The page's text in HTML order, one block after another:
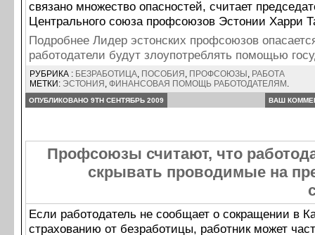
связано множество опасностей, считает
Центрального союза профсоюзов Эстонии Харри
Подробнее Лидер эстонских профсоюзов
работодатели будут злоупотреблять помощью
РУБРИКА : БЕЗРАБОТИЦА, ПОСОБИЯ , ПРОФСОЮЗЫ , РАБОТА
МЕТКИ: ЭСТОНИЯ , ФИНАНСОВАЯ ПОМОЩЬ РАБОТОДАТЕЛЯМ .
ОПУБЛИКОВАНО 9TH СЕНТЯБРЬ 2009 ВАШ
Профсоюзы считают, что
скрывать проводимые на
Если работодатель не сообщает о сокращении в
страхованию от безработицы, работник может